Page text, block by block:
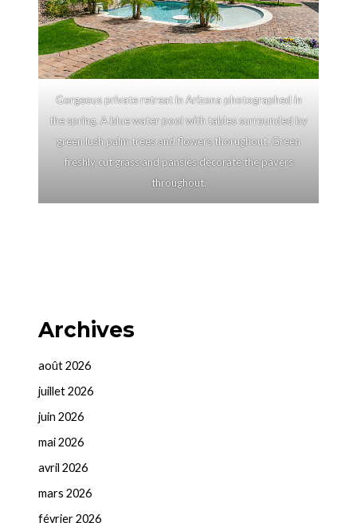
Gorgeous private retreat in Arizona photographed in
the spring. A blue water pool with tables surrounded by
green lush palm trees and flowers thorughout. Green
freshly cut grass and pansies decorate the pavers
throughout.
Archives
août 2026
juillet 2026
juin 2026
mai 2026
avril 2026
mars 2026
février 2026